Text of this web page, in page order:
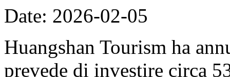
Date: 2026-02-05
Huangshan Tourism ha
prevede di investire circa